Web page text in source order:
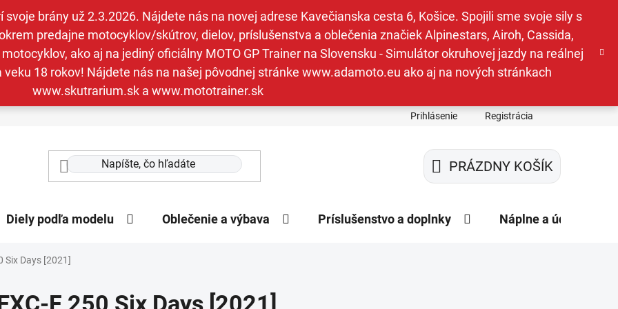
brány už 2.3.2026. Nájdete nás na novej adrese Kavečianska cesta 6, Košice. Spojili sme svoje sily s
predajne motocyklov/skútrov, dielov, príslušenstva a oblečenia značiek Alpinestars, Airoh, Cassida,
ako aj na jediný oficiálny MOTO GP Trainer na Slovensku - Simulátor okruhovej jazdy na reálnej
18 rokov! Nájdete nás na našej pôvodnej stránke www.adamoto.eu ako aj na nových stránkach
www.skutrarium.sk a www.mototrainer.sk
Prihlásenie Registrácia
NÁKUPNÝ
KOŠÍK
PRÁZDNY KOŠÍK
Diely podľa modelu Oblečenie a výbava Príslušenstvo a doplnky Náplne a údržba
Six Days [2021]
F 250 Six Days [2021]